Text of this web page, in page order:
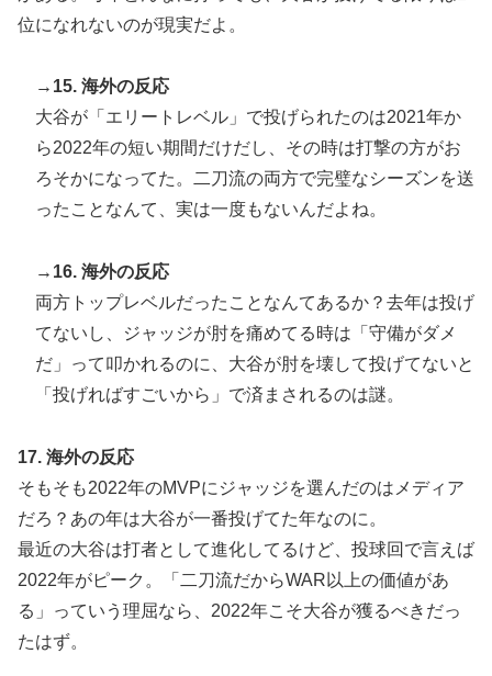
位になれないのが現実だよ。
→15. 海外の反応
大谷が「エリートレベル」で投げられたのは2021年か
ら2022年の短い期間だけだし、その時は打撃の方がお
ろそかになってた。二刀流の両方で完璧なシーズンを送
ったことなんて、実は一度もないんだよね。
→16. 海外の反応
両方トップレベルだったことなんてあるか？去年は投げ
てないし、ジャッジが肘を痛めてる時は「守備がダメ
だ」って叩かれるのに、大谷が肘を壊して投げてないと
「投げればすごいから」で済まされるのは謎。
17. 海外の反応
そもそも2022年のMVPにジャッジを選んだのはメディア
だろ？あの年は大谷が一番投げてた年なのに。
最近の大谷は打者として進化してるけど、投球回で言えば
2022年がピーク。「二刀流だからWAR以上の価値があ
る」っていう理屈なら、2022年こそ大谷が獲るべきだっ
たはず。